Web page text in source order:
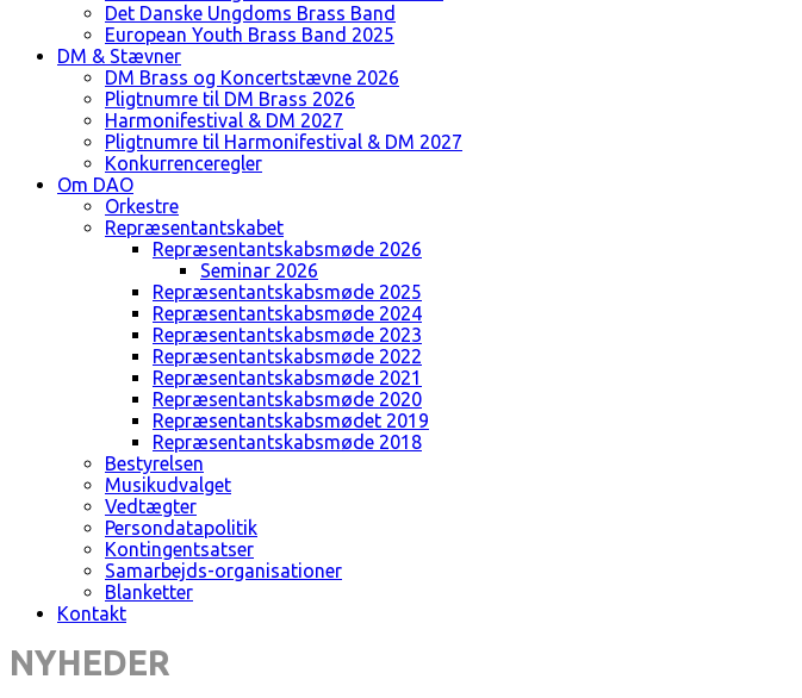
Det Danske Ungdoms Brass Band
European Youth Brass Band 2025
DM & Stævner
DM Brass og Koncertstævne 2026
Pligtnumre til DM Brass 2026
Harmonifestival & DM 2027
Pligtnumre til Harmonifestival & DM 2027
Konkurrenceregler
Om DAO
Orkestre
Repræsentantskabet
Repræsentantskabsmøde 2026
Seminar 2026
Repræsentantskabsmøde 2025
Repræsentantskabsmøde 2024
Repræsentantskabsmøde 2023
Repræsentantskabsmøde 2022
Repræsentantskabsmøde 2021
Repræsentantskabsmøde 2020
Repræsentantskabsmødet 2019
Repræsentantskabsmøde 2018
Bestyrelsen
Musikudvalget
Vedtægter
Persondatapolitik
Kontingentsatser
Samarbejds-organisationer
Blanketter
Kontakt
NYHEDER